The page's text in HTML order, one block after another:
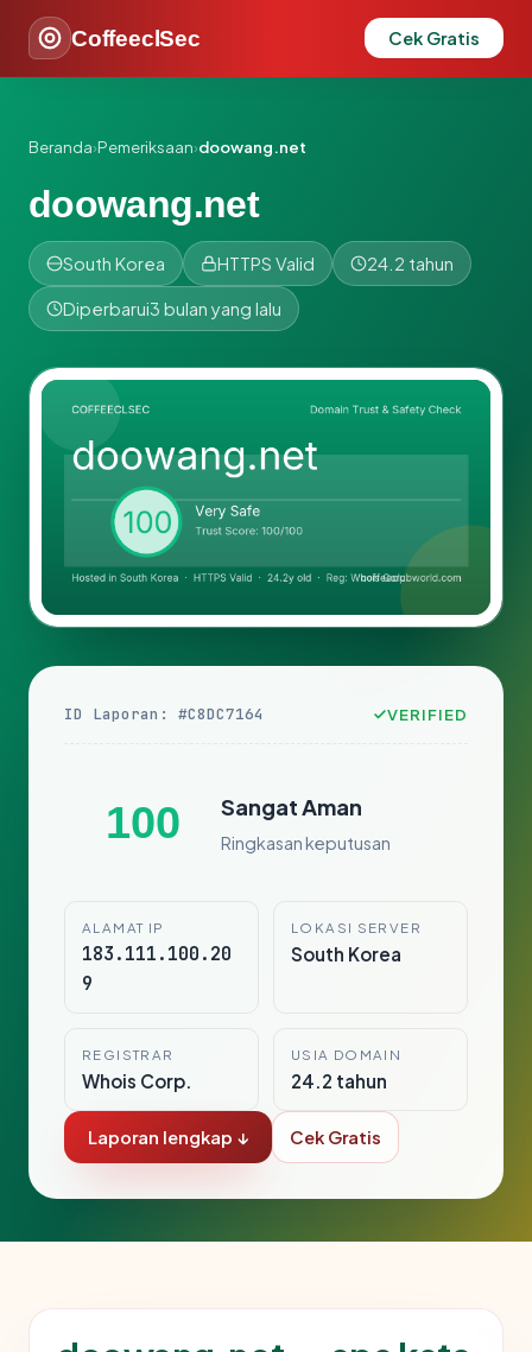
CoffeeclSec Cek Gratis
Beranda›Pemeriksaan›doowang.net
doowang.net
South Korea HTTPS Valid 24.2 tahun
Diperbarui3 bulan yang lalu
ID Laporan: #C8DC7164 VERIFIED
100 Sangat Aman
Ringkasan keputusan
ALAMAT IP
183.111.100.20
9
LOKASI SERVER
South Korea
REGISTRAR
Whois Corp.
USIA DOMAIN
24.2 tahun
Laporan lengkap ↓ Cek Gratis